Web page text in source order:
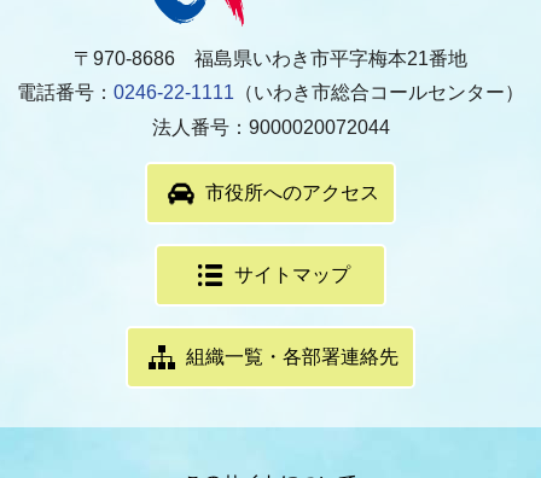
〒970-8686 福島県いわき市平字梅本21番地
電話番号： 0246-22-1111 （いわき市総合コールセンター）
法人番号：9000020072044
市役所へのアクセス
サイトマップ
組織一覧・各部署連絡先